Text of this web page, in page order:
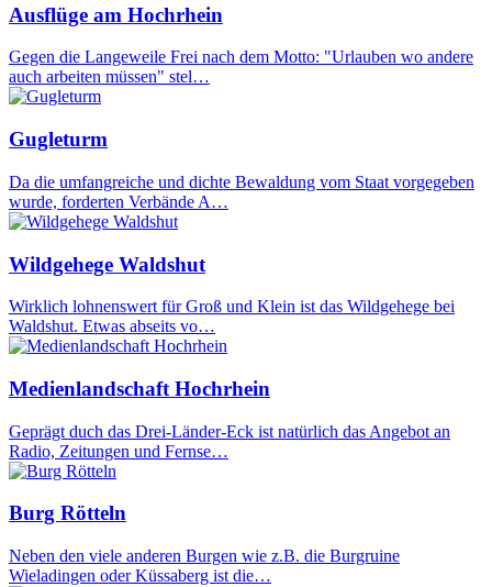
Ausflüge am Hochrhein
Gegen die Langeweile Frei nach dem Motto: "Urlauben wo andere
auch arbeiten müssen" stel…
Gugleturm
Da die umfangreiche und dichte Bewaldung vom Staat vorgegeben
wurde, forderten Verbände A…
Wildgehege Waldshut
Wirklich lohnenswert für Groß und Klein ist das Wildgehege bei
Waldshut. Etwas abseits vo…
Medienlandschaft Hochrhein
Geprägt duch das Drei-Länder-Eck ist natürlich das Angebot an
Radio, Zeitungen und Fernse…
Burg Rötteln
Neben den viele anderen Burgen wie z.B. die Burgruine
Wieladingen oder Küssaberg ist die…